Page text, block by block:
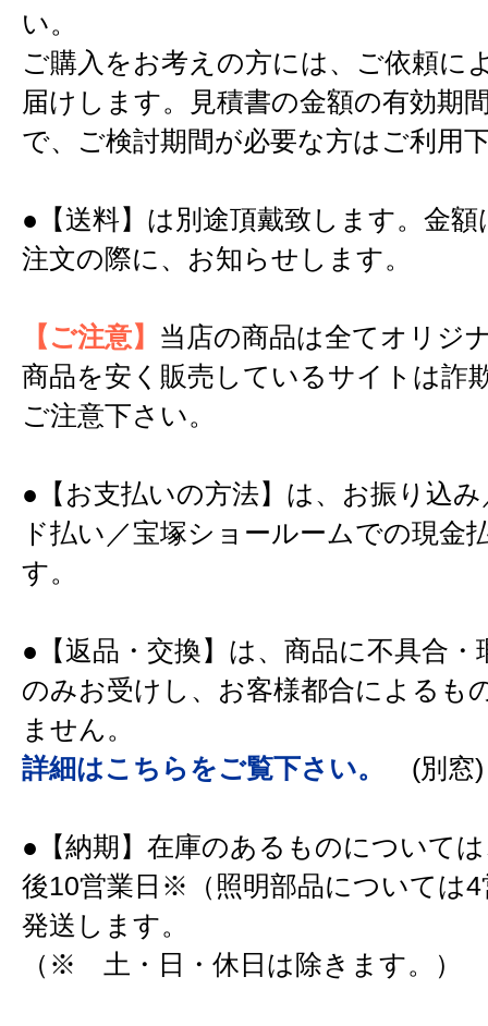
い。
ご購入をお考えの方には、ご依頼に
届けします。見積書の金額の有効期
で、ご検討期間が必要な方はご利用
●【送料】は別途頂戴致します。金
注文の際に、お知らせします。
【ご注意】 当店の商品は全てオリジ
商品を安く販売しているサイトは詐
ご注意下さい。
●【お支払いの方法】は、お振り込
ド払い／宝塚ショールームでの現金
す。
●【返品・交換】は、商品に不具合・
のみお受けし、お客様都合によるも
ません。
詳細はこちらをご覧下さい。
(別窓)
●【納期】在庫のあるものについて
後10営業日※（照明部品については4
発送します。
（※ 土・日・休日は除きます。）